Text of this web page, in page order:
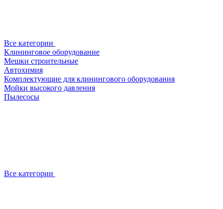
Все категории
Клининговое оборудование
Мешки строительные
Автохимия
Комплектующие для клинингового оборудования
Мойки высокого давления
Пылесосы
Все категории